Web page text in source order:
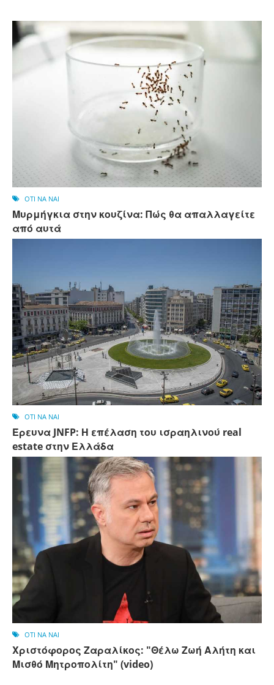
OTI NA NAI
Μυρμήγκια στην κουζίνα: Πώς θα απαλλαγείτε
από αυτά
OTI NA NAI
Έρευνα JNFP: Η επέλαση του ισραηλινού real
estate στην Ελλάδα
OTI NA NAI
Χριστόφορος Ζαραλίκος: "Θέλω Ζωή Αλήτη και
Μισθό Μητροπολίτη" (video)